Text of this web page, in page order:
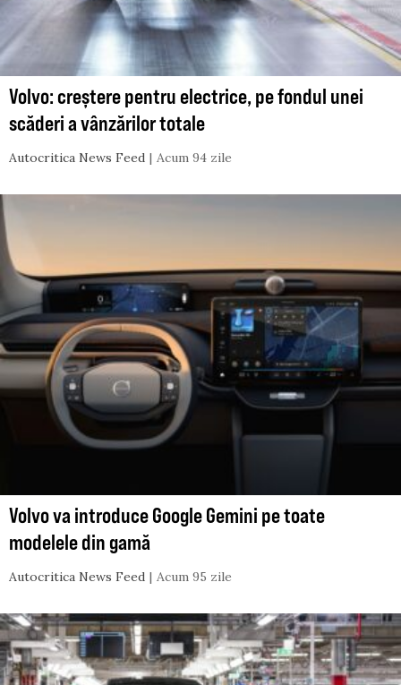
Volvo: creștere pentru electrice, pe fondul unei
scăderi a vânzărilor totale
Autocritica News Feed Acum 94 zile
Volvo va introduce Google Gemini pe toate
modelele din gamă
Autocritica News Feed Acum 95 zile